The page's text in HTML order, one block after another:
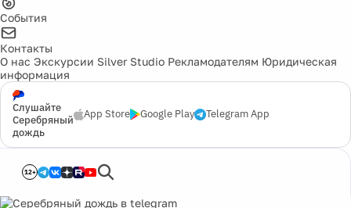
События
Контакты
О нас Экскурсии Silver Studio Рекламодателям Юридическая
информация
Слушайте
Серебряный
дождь
App Store Google Play Telegram App
12+